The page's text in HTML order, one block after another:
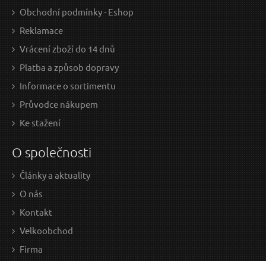
Obchodní podmínky - Eshop
Reklamace
Vrácení zboží do 14 dnů
Platba a způsob dopravy
Informace o sortimentu
Průvodce nákupem
Ke stažení
O společnosti
Články a aktuality
O nás
Kontakt
Velkoobchod
Firma